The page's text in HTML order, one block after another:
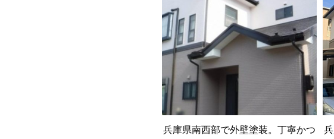
兵庫県南西部で外壁塗装。丁寧かつ